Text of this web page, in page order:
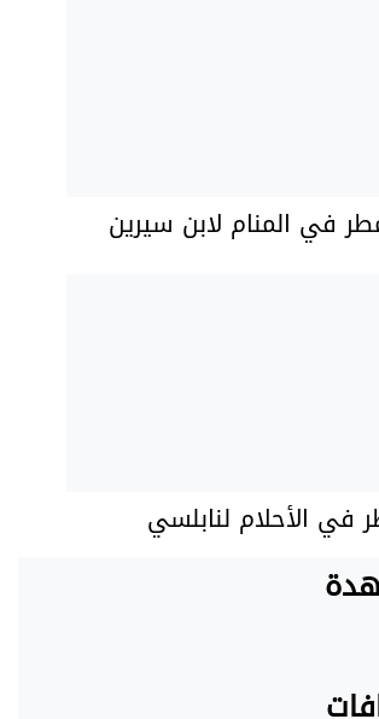
في المنام لابن سيرين
في الأحلام لنابلسي